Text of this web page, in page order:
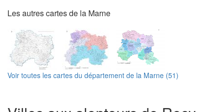
Les autres cartes de la Marne
Voir toutes les cartes du département de la Marne (51)